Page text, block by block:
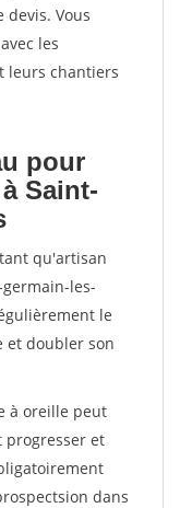
Vous
les
leurs chantiers
pour
Saint-
qu'artisan
les-
le
et doubler son
à oreille peut
progresser et
dans